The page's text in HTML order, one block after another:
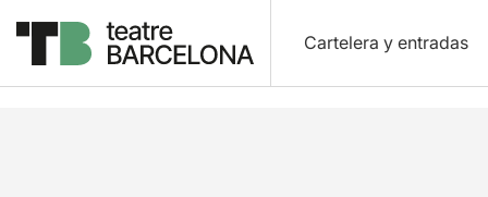
Cartelera y entradas
Descripción Ficha artística Fotos y vídeos